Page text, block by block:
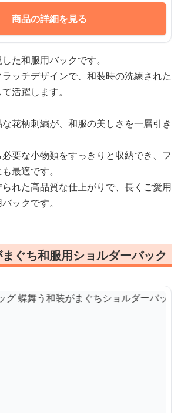
商品の詳細を見る
た和服用バックです。
ッチデザインで、和装時の洗練された
活躍します。
花柄刺繍が、和服の美しさを一層引き
要な小物類をすっきりと収納でき、フ
最適です。
れた高品質な仕上がりで、長くご愛用
ックです。
ぐち和服用ショルダーバック